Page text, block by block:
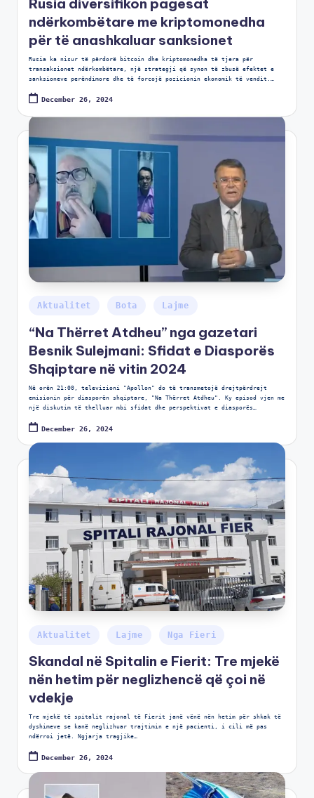
ndërkombëtare me kriptomonedha
për të anashkaluar sanksionet
Rusia ka nisur të përdorë bitcoin dhe kriptomonedha të tjera për
transaksionet ndërkombëtare, një strategji që synon të zbusë efektet e
sanksioneve perëndimore dhe të forcojë pozicionin ekonomik të vendit.…
December 26, 2024
Aktualitet Bota Lajme
“Na Thërret Atdheu” nga gazetari
Besnik Sulejmani: Sfidat e Diasporës
Shqiptare në vitin 2024
Në orën 21:00, televizioni "Apollon" do të transmetojë drejtpërdrejt
emisionin për diasporën shqiptare, "Na Thërret Atdheu". Ky episod vjen me
një diskutim të thelluar mbi sfidat dhe perspektivat e diasporës…
December 26, 2024
Aktualitet Lajme Nga Fieri
Skandal në Spitalin e Fierit: Tre mjekë
nën hetim për neglizhencë që çoi në
vdekje
Tre mjekë të spitalit rajonal të Fierit janë vënë nën hetim për shkak të
dyshimeve se kanë neglizhuar trajtimin e një pacienti, i cili më pas
ndërroi jetë. Ngjarja tragjike…
December 26, 2024